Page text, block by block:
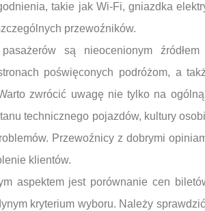
takie jak Wi-Fi, gniazdka
przewoźników.
są nieocenionym
poświęconych podróżom, a
zwrócić uwagę nie tylko na
technicznego pojazdów, kultury
Przewoźnicy z dobrymi
klientów.
aspektem jest porównanie cen
kryterium wyboru. Należy